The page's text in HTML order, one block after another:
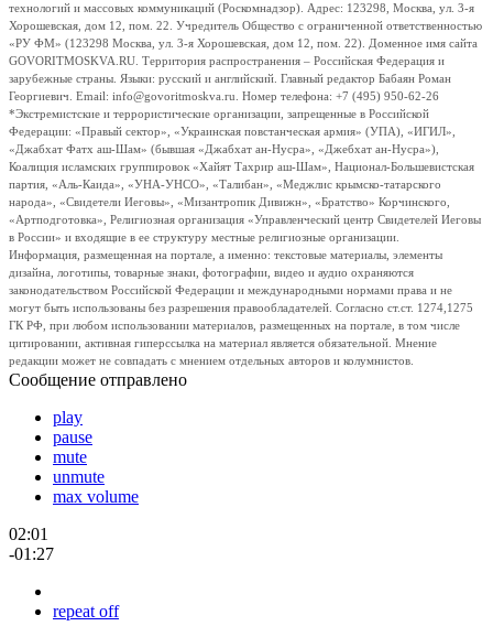
технологий и массовых коммуникаций (Роскомнадзор). Адрес: 123298, Москва, ул. 3-я
Хорошевская, дом 12, пом. 22. Учредитель Общество с ограниченной ответственностью
«РУ ФМ» (123298 Москва, ул. 3-я Хорошевская, дом 12, пом. 22). Доменное имя сайта
GOVORITMOSKVA.RU. Территория распространения – Российская Федерация и
зарубежные страны. Языки: русский и английский. Главный редактор Бабаян Роман
Георгиевич. Email: info@govoritmoskva.ru. Номер телефона: +7 (495) 950-62-26
*Экстремистские и террористические организации, запрещенные в Российской
Федерации: «Правый сектор», «Украинская повстанческая армия» (УПА), «ИГИЛ»,
«Джабхат Фатх аш-Шам» (бывшая «Джабхат ан-Нусра», «Джебхат ан-Нусра»),
Коалиция исламских группировок «Хайят Тахрир аш-Шам», Национал-Большевистская
партия, «Аль-Каида», «УНА-УНСО», «Талибан», «Меджлис крымско-татарского
народа», «Свидетели Иеговы», «Мизантропик Дивижн», «Братство» Корчинского,
«Артподготовка», Религиозная организация «Управленческий центр Свидетелей Иеговы
в России» и входящие в ее структуру местные религиозные организации.
Информация, размещенная на портале, а именно: текстовые материалы, элементы
дизайна, логотипы, товарные знаки, фотографии, видео и аудио охраняются
законодательством Российской Федерации и международными нормами права и не
могут быть использованы без разрешения правообладателей. Согласно ст.ст. 1274,1275
ГК РФ, при любом использовании материалов, размещенных на портале, в том числе
цитировании, активная гиперссылка на материал является обязательной. Мнение
редакции может не совпадать с мнением отдельных авторов и колумнистов.
Сообщение отправлено
play
pause
mute
unmute
max volume
02:01
-01:27
repeat off